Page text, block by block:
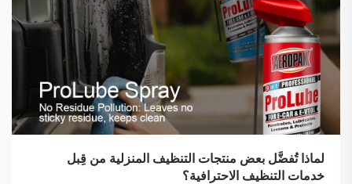
لماذا تُفضَّل بعض منتجات التنظيف المنزلية من قِبل
خدمات التنظيف الاحترافية؟